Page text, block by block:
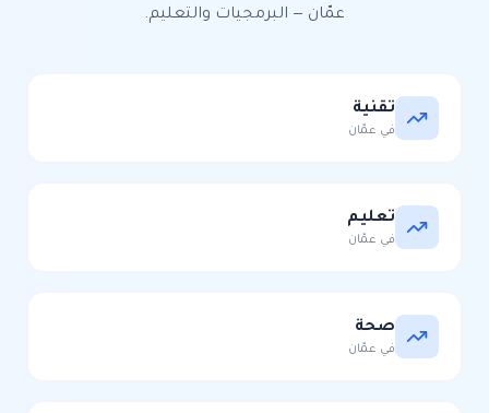
عمّان — البرمجيات والتعليم.
تقنية
في عمّان
تعليم
في عمّان
صحة
في عمّان